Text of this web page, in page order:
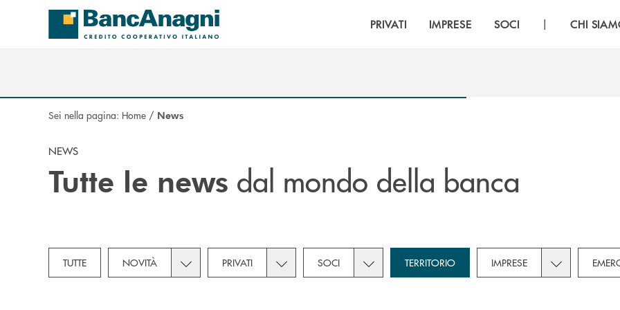
Salta al contenuto principale
PRIVATI IMPRESE SOCI | CHI
Sei nella pagina: Home / News
NEWS
Tutte le news dal mondo della banca
TUTTE NOVITÀ Toggle subcategories dropdown for Novità
PRIVATI Toggle subcategories dropdown for Privati
SOCI Toggle subcategories dropdown for Soci
TERRITORIO IMPRESE Toggle